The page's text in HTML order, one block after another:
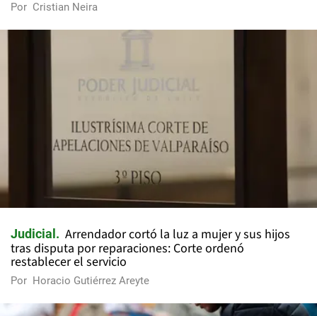
Por Cristian Neira
Judicial
Arrendador cortó la luz a mujer y sus hijos
tras disputa por reparaciones: Corte ordenó
restablecer el servicio
Por Horacio Gutiérrez Areyte